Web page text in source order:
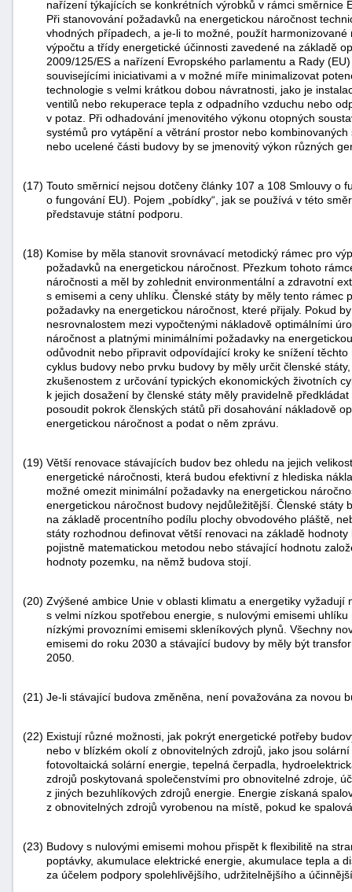
nařízení týkajících se konkrétních výrobků v rámci směrnice
Při stanovování požadavků na energetickou náročnost
vhodných případech, a je-li to možné, použít
výpočtu a třídy energetické účinnosti zavedené na základě
2009/125/ES a nařízení Evropského parlamentu a Rady
souvisejícími iniciativami a v možné míře minimalizovat
technologie s velmi krátkou dobou návratnosti, jako je
ventilů nebo rekuperace tepla z odpadního vzduchu nebo
v potaz. Při odhadování jmenovitého výkonu otopných
systémů pro vytápění a větrání prostor nebo
nebo ucelené části budovy by se jmenovitý výkon různých
(17) Touto směrnicí nejsou dotčeny články 107 a 108 Smlouvy o
o fungování EU). Pojem „pobídky“, jak se používá v této
představuje státní podporu.
(18) Komise by měla stanovit srovnávací metodický rámec pro
požadavků na energetickou náročnost. Přezkum tohoto
náročnosti a měl by zohlednit environmentální a zdravotní
s emisemi a ceny uhlíku. Členské státy by měly tento rámec
požadavky na energetickou náročnost, které přijaly. Pokud
nesrovnalostem mezi vypočtenými nákladově optimálními
náročnost a platnými minimálními požadavky na
odůvodnit nebo připravit odpovídající kroky ke snížení
cyklus budovy nebo prvku budovy by měly určit členské
zkušenostem z určování typických ekonomických životních
k jejich dosažení by členské státy měly pravidelně
posoudit pokrok členských států při dosahování nákladově
energetickou náročnost a podat o něm zprávu.
(19) Větší renovace stávajících budov bez ohledu na jejich
energetické náročnosti, která budou efektivní z hlediska
možné omezit minimální požadavky na energetickou
energetickou náročnost budovy nejdůležitější. Členské státy
na základě procentního podílu plochy obvodového pláště,
státy rozhodnou definovat větší renovaci na základě
pojistně matematickou metodou nebo stávající hodnotu
hodnoty pozemku, na němž budova stojí.
(20) Zvýšené ambice Unie v oblasti klimatu a energetiky
s velmi nízkou spotřebou energie, s nulovými emisemi
nízkými provozními emisemi skleníkových plynů. Všechny
emisemi do roku 2030 a stávající budovy by měly být
2050.
(21) Je-li stávající budova změněna, není považována za novou
(22) Existují různé možnosti, jak pokrýt energetické potřeby
nebo v blízkém okolí z obnovitelných zdrojů, jako jsou
fotovoltaická solární energie, tepelná čerpadla,
zdrojů poskytovaná společenstvími pro obnovitelné zdroje,
z jiných bezuhlíkových zdrojů energie. Energie získaná
z obnovitelných zdrojů vyrobenou na místě, pokud ke
(23) Budovy s nulovými emisemi mohou přispět k flexibilitě na
poptávky, akumulace elektrické energie, akumulace tepla a
za účelem podpory spolehlivějšího, udržitelnějšího a